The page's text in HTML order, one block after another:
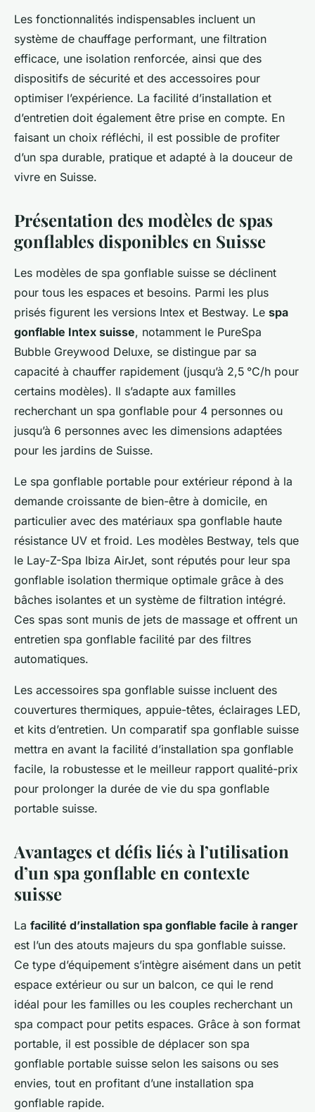
Les fonctionnalités indispensables incluent un
système de chauffage performant, une filtration
efficace, une isolation renforcée, ainsi que des
dispositifs de sécurité et des accessoires pour
optimiser l’expérience. La facilité d’installation et
d’entretien doit également être prise en compte. En
faisant un choix réfléchi, il est possible de profiter
d’un spa durable, pratique et adapté à la douceur de
vivre en Suisse.
Présentation des modèles de spas
gonflables disponibles en Suisse
Les modèles de spa gonflable suisse se déclinent
pour tous les espaces et besoins. Parmi les plus
prisés figurent les versions Intex et Bestway. Le spa
gonflable Intex suisse, notamment le PureSpa
Bubble Greywood Deluxe, se distingue par sa
capacité à chauffer rapidement (jusqu’à 2,5 °C/h pour
certains modèles). Il s’adapte aux familles
recherchant un spa gonflable pour 4 personnes ou
jusqu’à 6 personnes avec les dimensions adaptées
pour les jardins de Suisse.
Le spa gonflable portable pour extérieur répond à la
demande croissante de bien-être à domicile, en
particulier avec des matériaux spa gonflable haute
résistance UV et froid. Les modèles Bestway, tels que
le Lay-Z-Spa Ibiza AirJet, sont réputés pour leur spa
gonflable isolation thermique optimale grâce à des
bâches isolantes et un système de filtration intégré.
Ces spas sont munis de jets de massage et offrent un
entretien spa gonflable facilité par des filtres
automatiques.
Les accessoires spa gonflable suisse incluent des
couvertures thermiques, appuie-têtes, éclairages LED,
et kits d’entretien. Un comparatif spa gonflable suisse
mettra en avant la facilité d’installation spa gonflable
facile, la robustesse et le meilleur rapport qualité-prix
pour prolonger la durée de vie du spa gonflable
portable suisse.
Avantages et défis liés à l’utilisation
d’un spa gonflable en contexte
suisse
La facilité d’installation spa gonflable facile à ranger
est l’un des atouts majeurs du spa gonflable suisse.
Ce type d’équipement s’intègre aisément dans un petit
espace extérieur ou sur un balcon, ce qui le rend
idéal pour les familles ou les couples recherchant un
spa compact pour petits espaces. Grâce à son format
portable, il est possible de déplacer son spa
gonflable portable suisse selon les saisons ou ses
envies, tout en profitant d’une installation spa
gonflable rapide.